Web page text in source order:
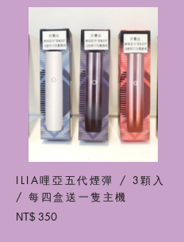
ILIA哩亞五代煙彈 / 3顆入
/ 每四盒送一隻主機
NT$ 350